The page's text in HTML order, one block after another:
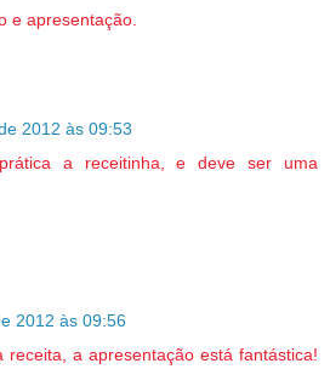
e apresentação.
2012 às 09:53
a receitinha, e deve ser uma
2012 às 09:56
receita, a apresentação está fantástica!